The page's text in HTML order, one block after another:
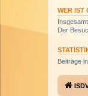
WER IST
Der
Beiträge